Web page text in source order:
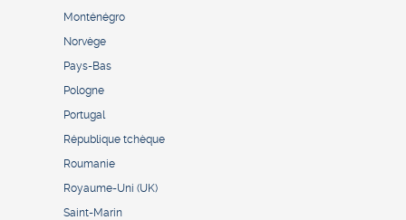
Monténégro
Norvège
Pays-Bas
Pologne
Portugal
République tchèque
Roumanie
Royaume-Uni (UK)
Saint-Marin